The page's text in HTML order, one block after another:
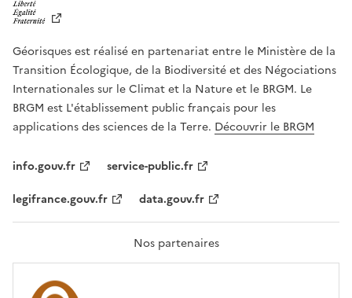
T
É
,
É
G
A
L
F
A
T
R
Géorisques est réalisé en partenariat entre le Ministère de la
Transition Écologique, de la Biodiversité et des Négociations
Internationales sur le Climat et la Nature et le BRGM. Le
BRGM est L'établissement public français pour les
applications des sciences de la Terre. Découvrir le BRGM
info.gouv.fr
service-public.fr
legifrance.gouv.fr
data.gouv.fr
Nos partenaires